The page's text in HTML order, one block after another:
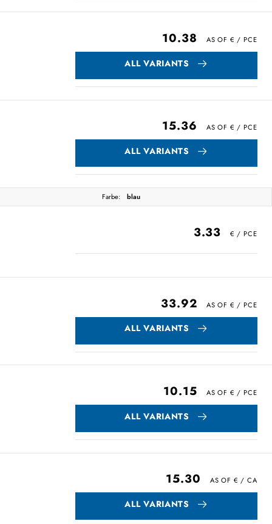
10.38
ALL VARIANTS
15.36
ALL VARIANTS
Farbe: blau
3.33
33.92
ALL VARIANTS
10.15
ALL VARIANTS
15.30
ALL VARIANTS